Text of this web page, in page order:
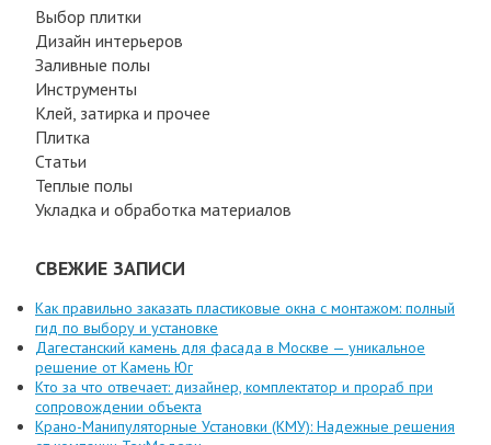
Выбор плитки
Дизайн интерьеров
Заливные полы
Инструменты
Клей, затирка и прочее
Плитка
Статьи
Теплые полы
Укладка и обработка материалов
СВЕЖИЕ ЗАПИСИ
Как правильно заказать пластиковые окна с монтажом: полный
гид по выбору и установке
Дагестанский камень для фасада в Москве — уникальное
решение от Камень Юг
Кто за что отвечает: дизайнер, комплектатор и прораб при
сопровождении объекта
Крано-Манипуляторные Установки (КМУ): Надежные решения